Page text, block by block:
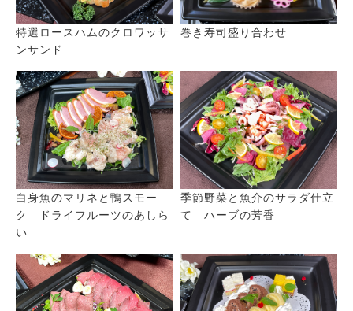
特選ロースハムのクロワッサ
ンサンド
巻き寿司盛り合わせ
白身魚のマリネと鴨スモー
ク ドライフルーツのあしら
い
季節野菜と魚介のサラダ仕立
て ハーブの芳香